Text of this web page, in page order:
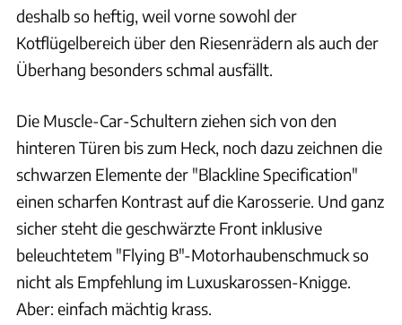
deshalb so heftig, weil vorne sowohl der
Kotflügelbereich über den Riesenrädern als auch der
Überhang besonders schmal ausfällt.
Die Muscle-Car-Schultern ziehen sich von den
hinteren Türen bis zum Heck, noch dazu zeichnen die
schwarzen Elemente der "Blackline Specification"
einen scharfen Kontrast auf die Karosserie. Und ganz
sicher steht die geschwärzte Front inklusive
beleuchtetem "Flying B"-Motorhaubenschmuck so
nicht als Empfehlung im Luxuskarossen-Knigge.
Aber: einfach mächtig krass.